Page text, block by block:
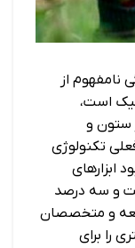
نامفهوم از
است،
ستون و
تکنولوژی
ابزارهای
و سه درصد
و متخصصان
را برای